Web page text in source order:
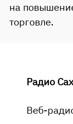
на
торговле.
Радио
Веб-